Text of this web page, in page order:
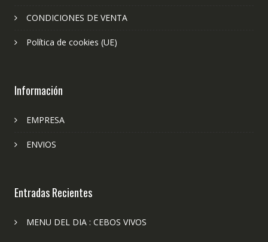
CONDICIONES DE VENTA
Política de cookies (UE)
Información
EMPRESA
ENVIOS
Entradas Recientes
MENU DEL DIA : CEBOS VIVOS